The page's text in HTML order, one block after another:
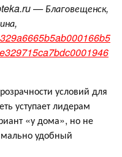
— Благовещенск,
условий для
уступает лидерам
«у дома», но не
удобный